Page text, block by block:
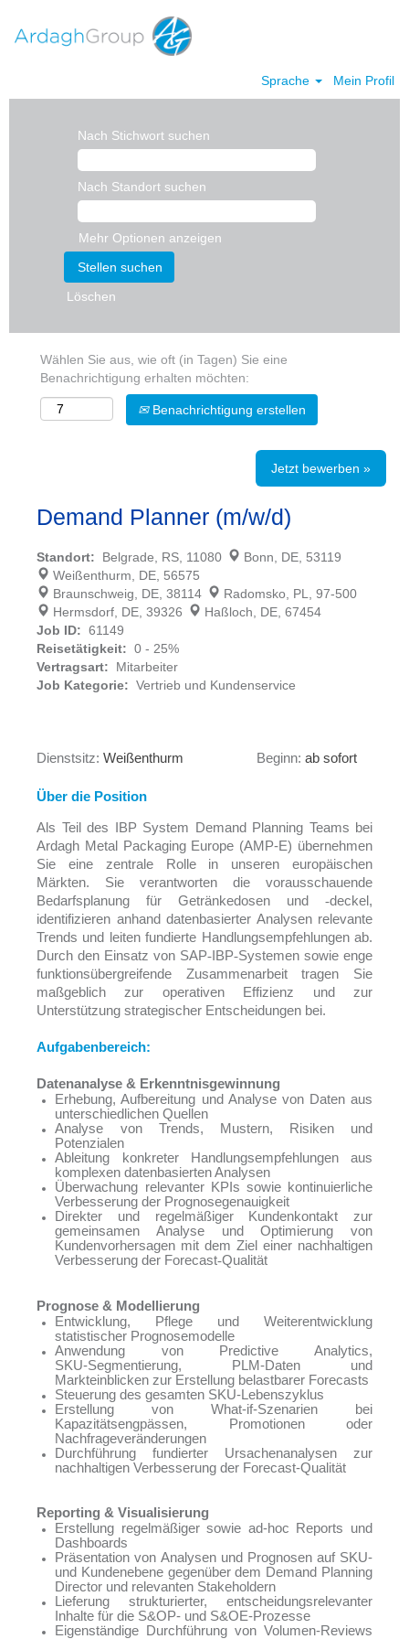
Sprache Mein Profil
Nach Stichwort suchen
Nach Standort suchen
Mehr Optionen anzeigen
Löschen
Wählen Sie aus, wie oft (in Tagen) Sie eine
Benachrichtigung erhalten möchten:
Benachrichtigung erstellen
Jetzt bewerben »
Demand Planner (m/w/d)
Standort: Belgrade, RS, 11080
Bonn, DE, 53119
Weißenthurm, DE, 56575
Braunschweig, DE, 38114
Radomsko, PL, 97-500
Hermsdorf, DE, 39326
Haßloch, DE, 67454
Job ID: 61149
Reisetätigkeit: 0 - 25%
Vertragsart: Mitarbeiter
Job Kategorie: Vertrieb und Kundenservice
Dienstsitz: Weißenthurm Beginn: ab sofort
Über die Position
Als Teil des IBP System Demand Planning Teams bei
Ardagh Metal Packaging Europe (AMP-E) übernehmen
Sie eine zentrale Rolle in unseren europäischen
Märkten. Sie verantworten die vorausschauende
Bedarfsplanung für Getränkedosen und ‑deckel,
identifizieren anhand datenbasierter Analysen relevante
Trends und leiten fundierte Handlungsempfehlungen ab.
Durch den Einsatz von SAP‑ IBP‑Systemen sowie enge
funktionsübergreifende Zusammenarbeit tragen Sie
maßgeblich zur operativen Effizienz und zur
Unterstützung strategischer Entscheidungen bei.
Aufgabenbereich:
Datenanalyse & Erkenntnisgewinnung
Erhebung, Aufbereitung und Analyse von Daten aus
unterschiedlichen Quellen
Analyse von Trends, Mustern, Risiken und
Potenzialen
Ableitung konkreter Handlungsempfehlungen aus
komplexen datenbasierten Analysen
Überwachung relevanter KPIs sowie kontinuierliche
Verbesserung der Prognosegenauigkeit
Direkter und regelmäßiger Kundenkontakt zur
gemeinsamen Analyse und Optimierung von
Kundenvorhersagen mit dem Ziel einer nachhaltigen
Verbesserung der Forecast‑Qualität
Prognose & Modellierung
Entwicklung, Pflege und Weiterentwicklung
statistischer Prognosemodelle
Anwendung von Predictive Analytics,
SKU‑Segmentierung, PLM‑Daten und
Markteinblicken zur Erstellung belastbarer Forecasts
Steuerung des gesamten SKU‑Lebenszyklus
Erstellung von What‑if‑Szenarien bei
Kapazitätsengpässen, Promotionen oder
Nachfrageveränderungen
Durchführung fundierter Ursachenanalysen zur
nachhaltigen Verbesserung der Forecast‑Qualität
Reporting & Visualisierung
Erstellung regelmäßiger sowie ad‑hoc Reports und
Dashboards
Präsentation von Analysen und Prognosen auf SKU‑
und Kundenebene gegenüber dem Demand Planning
Director und relevanten Stakeholdern
Lieferung strukturierter, entscheidungsrelevanter
Inhalte für die S&OP‑ und S&OE‑Prozesse
Eigenständige Durchführung von Volumen‑Reviews